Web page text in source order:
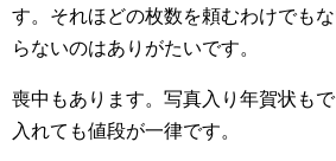
す。それほどの枚数を頼むわけでも
らないのはありがたいです。
喪中もあります。写真入り年賀状も
入れても値段が一律です。